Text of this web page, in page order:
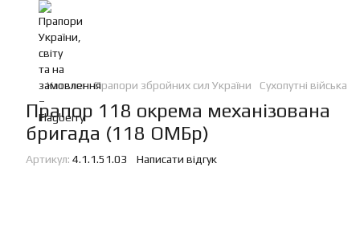
Каталог Прапори збройних сил України Сухопутні війська
Прапор 118 окрема механізована
бригада (118 ОМБр)
Артикул: 4.1.1.51.03 Написати відгук